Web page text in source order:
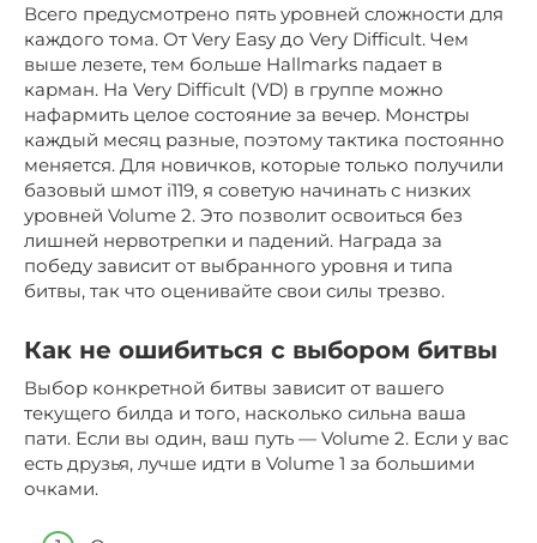
Всего предусмотрено пять уровней сложности для
каждого тома. От Very Easy до Very Difficult. Чем
выше лезете, тем больше Hallmarks падает в
карман. На Very Difficult (VD) в группе можно
нафармить целое состояние за вечер. Монстры
каждый месяц разные, поэтому тактика постоянно
меняется. Для новичков, которые только получили
базовый шмот i119, я советую начинать с низких
уровней Volume 2. Это позволит освоиться без
лишней нервотрепки и падений. Награда за
победу зависит от выбранного уровня и типа
битвы, так что оценивайте свои силы трезво.
Как не ошибиться с выбором битвы
Выбор конкретной битвы зависит от вашего
текущего билда и того, насколько сильна ваша
пати. Если вы один, ваш путь — Volume 2. Если у вас
есть друзья, лучше идти в Volume 1 за большими
очками.